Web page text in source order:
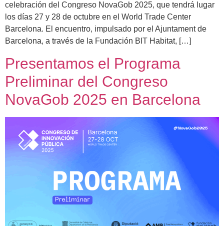
celebración del Congreso NovaGob 2025, que tendrá lugar
los días 27 y 28 de octubre en el World Trade Center
Barcelona. El encuentro, impulsado por el Ajuntament de
Barcelona, a través de la Fundación BIT Habitat, […]
Presentamos el Programa
Preliminar del Congreso
NovaGob 2025 en Barcelona